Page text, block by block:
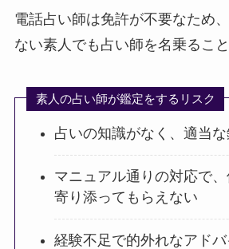
電話占い師は免許が不要なため
ない素人でも占い師を名乗ること
素人の占い師が鑑定をするリスク
占いの知識がなく、適当
マニュアル通りの対応で
寄り添ってもらえない
経験不足で的外れなアドバ